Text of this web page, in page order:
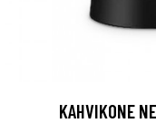
KAHVIKONE